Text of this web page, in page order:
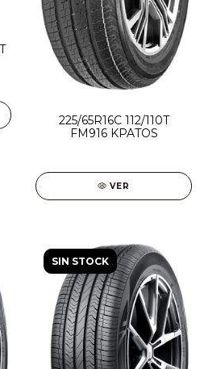
225/65R16C 112/110T
FM916 KPATOS
VER
SIN STOCK